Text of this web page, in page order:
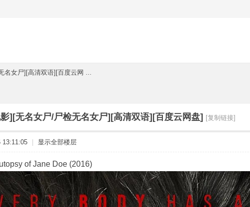
名女尸][高清双语][百度云网 ...
][无名女尸/尸检无名女尸][高清双语][百度云网盘] [复制链接]
13:11:05 显示全部楼层
of Jane Doe (2016)